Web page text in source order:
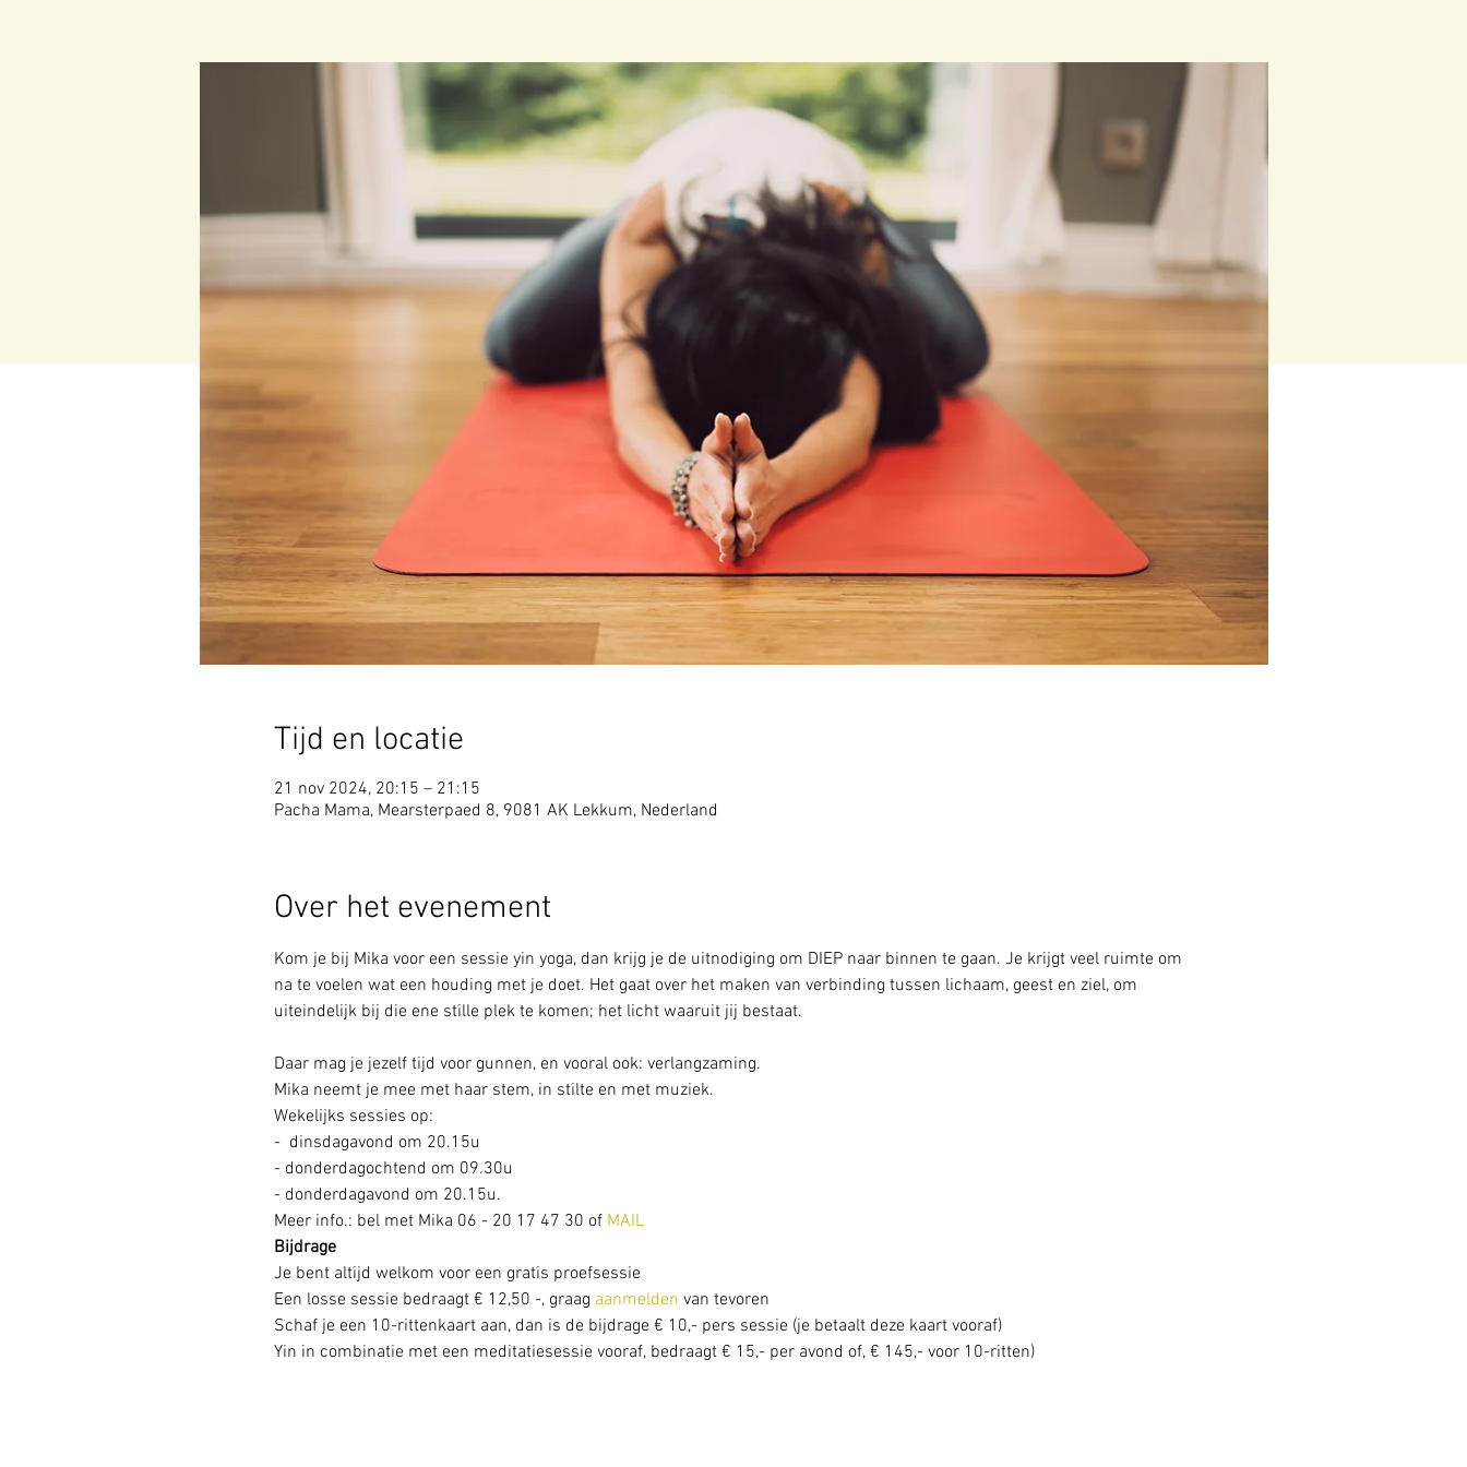
Tijd en locatie
21 nov 2024, 20:15 – 21:15
Pacha Mama, Mearsterpaed 8, 9081 AK Lekkum, Nederland
Over het evenement
Kom je bij Mika voor een sessie yin yoga, dan krijg je de uitnodiging om DIEP naar binnen te gaan. Je krijgt veel ruimte om
na te voelen wat een houding met je doet. Het gaat over het maken van verbinding tussen lichaam, geest en ziel, om
uiteindelijk bij die ene stille plek te komen; het licht waaruit jij bestaat.
Daar mag je jezelf tijd voor gunnen, en vooral ook: verlangzaming.
Mika neemt je mee met haar stem, in stilte en met muziek.
Wekelijks sessies op:
-  dinsdagavond om 20.15u
- donderdagochtend om 09.30u
- donderdagavond om 20.15u.
Meer info.: bel met Mika 06 - 20 17 47 30 of MAIL
Bijdrage
Je bent altijd welkom voor een gratis proefsessie
Een losse sessie bedraagt € 12,50 -, graag aanmelden van tevoren
Schaf je een 10-rittenkaart aan, dan is de bijdrage € 10,- pers sessie (je betaalt deze kaart vooraf)
Yin in combinatie met een meditatiesessie vooraf, bedraagt € 15,- per avond of, € 145,- voor 10-ritten)